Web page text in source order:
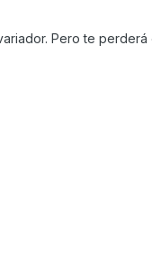
Pero te perderá